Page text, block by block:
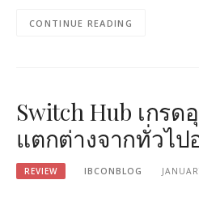
CONTINUE READING
Switch Hub เกรด
แตกต่างจากทั่วไป
REVIEW IBCONBLOG